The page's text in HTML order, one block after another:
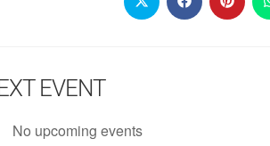
EVENT
No upcoming events